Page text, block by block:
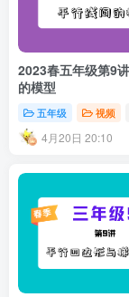
2023春五年级第9
的模型
五年级 视频
4月20日 20:10